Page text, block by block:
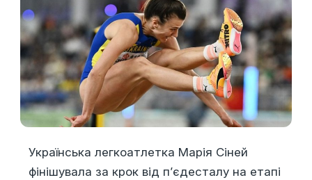
Українська легкоатлетка Марія Сіней
фінішувала за крок від п’єдесталу на етапі